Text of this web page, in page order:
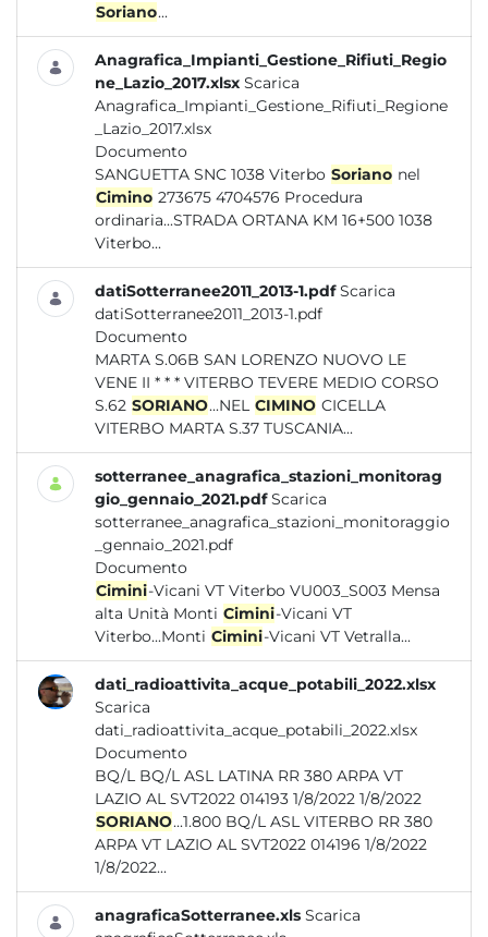
Soriano...
Anagrafica_Impianti_Gestione_Rifiuti_Regio
ne_Lazio_2017.xlsx Scarica
Anagrafica_Impianti_Gestione_Rifiuti_Regione
_Lazio_2017.xlsx
Documento
SANGUETTA SNC 1038 Viterbo Soriano nel
Cimino 273675 4704576 Procedura
ordinaria...STRADA ORTANA KM 16+500 1038
Viterbo...
datiSotterranee2011_2013-1.pdf Scarica
datiSotterranee2011_2013-1.pdf
Documento
MARTA S.06B SAN LORENZO NUOVO LE
VENE II * * * VITERBO TEVERE MEDIO CORSO
S.62 SORIANO...NEL CIMINO CICELLA
VITERBO MARTA S.37 TUSCANIA...
sotterranee_anagrafica_stazioni_monitorag
gio_gennaio_2021.pdf Scarica
sotterranee_anagrafica_stazioni_monitoraggio
_gennaio_2021.pdf
Documento
Cimini-Vicani VT Viterbo VU003_S003 Mensa
alta Unità Monti Cimini-Vicani VT
Viterbo...Monti Cimini-Vicani VT Vetralla...
dati_radioattivita_acque_potabili_2022.xlsx
Scarica
dati_radioattivita_acque_potabili_2022.xlsx
Documento
BQ/L BQ/L ASL LATINA RR 380 ARPA VT
LAZIO AL SVT2022 014193 1/8/2022 1/8/2022
SORIANO...1.800 BQ/L ASL VITERBO RR 380
ARPA VT LAZIO AL SVT2022 014196 1/8/2022
1/8/2022...
anagraficaSotterranee.xls Scarica